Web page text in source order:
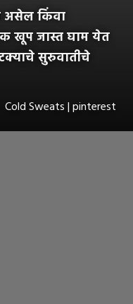
असेल किंवा
खूप जास्त घाम येत
सुरुवातीचे
Cold Sweats | pinterest